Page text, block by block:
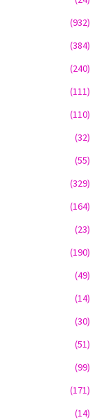
(932)
(384)
(240)
(111)
(110)
(32)
(55)
(329)
(164)
(23)
(190)
(49)
(14)
(30)
(51)
(99)
(171)
(14)